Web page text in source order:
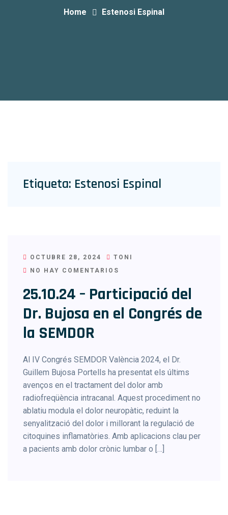
Home Estenosi Espinal
Etiqueta: Estenosi Espinal
OCTUBRE 28, 2024
TONI
NO HAY COMENTARIOS
25.10.24 – Participació del
Dr. Bujosa en el Congrés de
la SEMDOR
Al IV Congrés SEMDOR València 2024, el Dr.
Guillem Bujosa Portells ha presentat els últims
avenços en el tractament del dolor amb
radiofreqüència intracanal. Aquest procediment no
ablatiu modula el dolor neuropàtic, reduint la
senyalització del dolor i millorant la regulació de
citoquines inflamatòries. Amb aplicacions clau per
a pacients amb dolor crònic lumbar o […]